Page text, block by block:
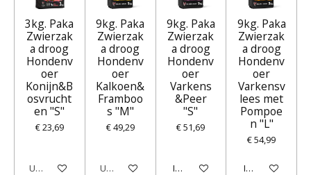
3kg. Paka
Zwierzak
a droog
Hondenv
oer
Konijn&B
osvrucht
en "S"
€ 23,69
Uitverkocht
9kg. Paka
Zwierzak
a droog
Hondenv
oer
Kalkoen&
Framboo
s "M"
€ 49,29
Uitverkocht
9kg. Paka
Zwierzak
a droog
Hondenv
oer
Varkens
&Peer
"S"
€ 51,69
In winkelwagen
9kg. Paka
Zwierzak
a droog
Hondenv
oer
Varkensv
lees met
Pompoe
n "L"
€ 54,99
In winkelwagen